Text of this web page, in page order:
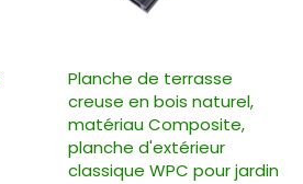
Planche de terrasse
creuse en bois naturel,
matériau Composite,
planche d'extérieur
classique WPC pour jardin